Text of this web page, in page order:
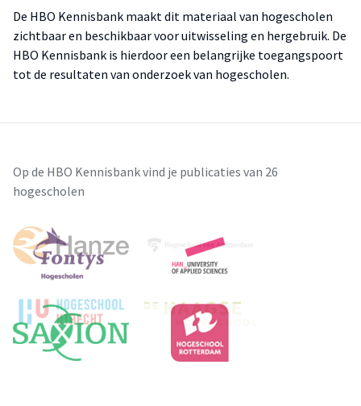
De HBO Kennisbank maakt dit materiaal van hogescholen
zichtbaar en beschikbaar voor uitwisseling en hergebruik. De
HBO Kennisbank is hierdoor een belangrijke toegangspoort
tot de resultaten van onderzoek van hogescholen.
Op de HBO Kennisbank vind je publicaties van 26
hogescholen